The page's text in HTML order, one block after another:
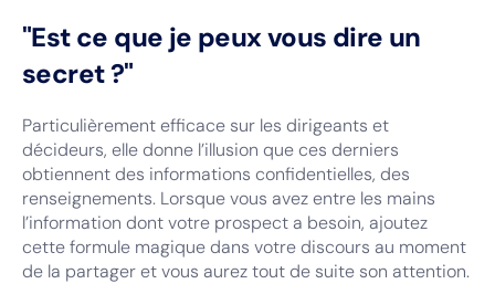
"Est ce que je peux vous dire un
secret ?"
Particulièrement efficace sur les dirigeants et
décideurs, elle donne l’illusion que ces derniers
obtiennent des informations confidentielles, des
renseignements. Lorsque vous avez entre les mains
l’information dont votre prospect a besoin, ajoutez
cette formule magique dans votre discours au moment
de la partager et vous aurez tout de suite son attention.